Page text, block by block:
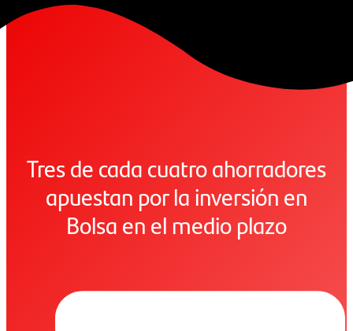
Tres de cada cuatro ahorradores
apuestan por la inversión en
Bolsa en el medio plazo